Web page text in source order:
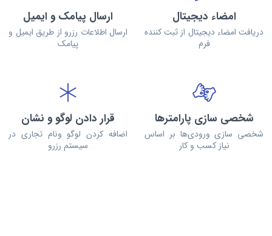
امضاء دیجیتال
دریافت امضاء دیجیتال از ثبت کننده
فرم
ارسال پیامک و ایمیل
ارسال اطلاعات رزرو از طریق ایمیل و
پیامک
شخصی سازی پارامترها
شخصی سازی ورودی‌ها بر اساس
نیاز کسب و کار
قرار دادن لوگو و نشان
اضافه کردن لوگو ونام تجاری در
سیستم رزرو